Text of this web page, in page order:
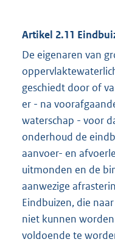
Artikel 2.11
De eigenaren van
geschiedt door of
er - na
waterschap - voor
onderhoud de
aanvoer- en
uitmonden en de
aanwezige
Eindbuizen, die
niet kunnen
voldoende te